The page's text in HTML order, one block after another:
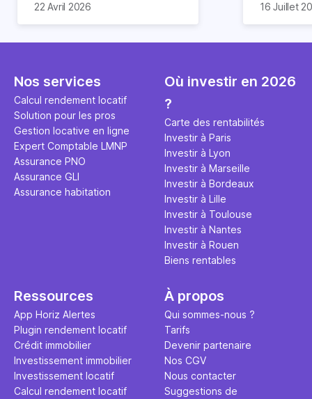
nombreux avantages à choisir
expliquons tout dans cet
22 Avril 2026
expert en
règle
ce secret
l'argent
principale
études et
16 Juillet
Nos services
Calcul rendement locatif
Solution pour les pros
Gestion locative en ligne
Expert Comptable LMNP
Assurance PNO
Assurance GLI
Assurance habitation
Où investir en 2026
?
Carte des rentabilités
Investir à Paris
Investir à Lyon
Investir à Marseille
Investir à Bordeaux
Investir à Lille
Investir à Toulouse
Investir à Nantes
Investir à Rouen
Biens rentables
Ressources
App Horiz Alertes
Plugin rendement locatif
Crédit immobilier
Investissement immobilier
Investissement locatif
Calcul rendement locatif
À propos
Qui sommes-nous ?
Tarifs
Devenir partenaire
Nos CGV
Nous contacter
Suggestions de